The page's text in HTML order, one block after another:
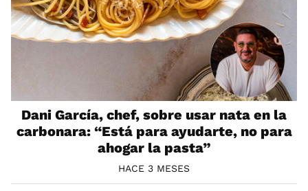
Dani García, chef, sobre usar nata en la
carbonara: “Está para ayudarte, no para
ahogar la pasta”
HACE 3 MESES